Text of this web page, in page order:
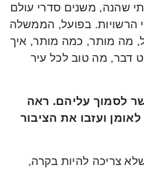
שהנה, משנים סדרי עולם
הרשויות. בפועל, הממשלה
מה מותר, כמה מותר, איך
דבר, מה טוב לכל עיר
לסמוך עליהם. ראה
ועזבו את הציבור
צריכה להיות בקרה,